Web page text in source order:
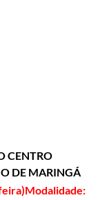
CENTRO
DE MARINGÁ